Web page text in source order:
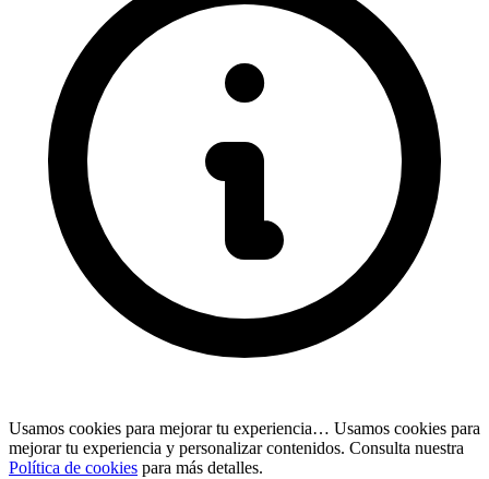
Usamos cookies para mejorar tu experiencia… Usamos cookies para
mejorar tu experiencia y personalizar contenidos. Consulta nuestra
Política de cookies para más detalles.